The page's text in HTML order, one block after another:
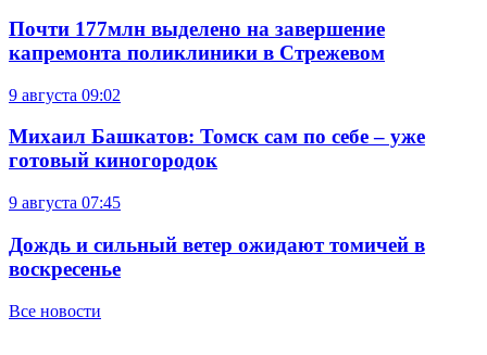
Почти 177млн выделено на завершение
капремонта поликлиники в Стрежевом
9 августа 09:02
Михаил Башкатов: Томск сам по себе – уже
готовый киногородок
9 августа 07:45
Дождь и сильный ветер ожидают томичей в
воскресенье
Все новости